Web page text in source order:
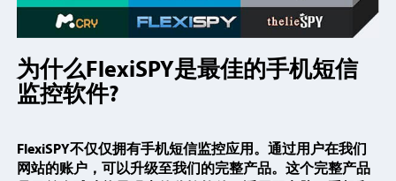
为什么FlexiSPY是最佳的手机短信
监控软件?
FlexiSPY不仅仅拥有手机短信监控应用。通过用户在我们
网站的账户，可以升级至我们的完整产品。这个完整产品